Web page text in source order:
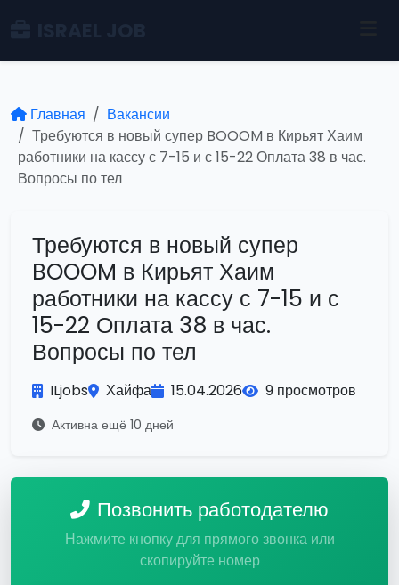
Главная
Вакансии
Требуются в новый супер BOOOM в Кирьят Хаим
работники на кассу с 7-15 и с 15-22 Оплата 38 в час.
Вопросы по тел
Требуются в новый супер
BOOOM в Кирьят Хаим
работники на кассу с 7-15 и с
15-22 Оплата 38 в час.
Вопросы по тел
ILjobs Хайфа 15.04.2026 9 просмотров
Активна ещё 10 дней
Позвонить работодателю
Нажмите кнопку для прямого звонка или
скопируйте номер